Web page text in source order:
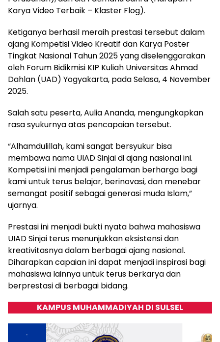
Karya Video Terbaik – Klaster Flog).
Ketiganya berhasil meraih prestasi tersebut dalam
ajang Kompetisi Video Kreatif dan Karya Poster
Tingkat Nasional Tahun 2025 yang diselenggarakan
oleh Forum Bidikmisi KIP Kuliah Universitas Ahmad
Dahlan (UAD) Yogyakarta, pada Selasa, 4 November
2025.
Salah satu peserta, Aulia Ananda, mengungkapkan
rasa syukurnya atas pencapaian tersebut.
“Alhamdulillah, kami sangat bersyukur bisa
membawa nama UIAD Sinjai di ajang nasional ini.
Kompetisi ini menjadi pengalaman berharga bagi
kami untuk terus belajar, berinovasi, dan menebar
semangat positif sebagai generasi muda Islam,”
ujarnya.
Prestasi ini menjadi bukti nyata bahwa mahasiswa
UIAD Sinjai terus menunjukkan eksistensi dan
kreativitasnya dalam berbagai ajang nasional.
Diharapkan capaian ini dapat menjadi inspirasi bagi
mahasiswa lainnya untuk terus berkarya dan
berprestasi di berbagai bidang.
KAMPUS MUHAMMADIYAH DI SULSEL